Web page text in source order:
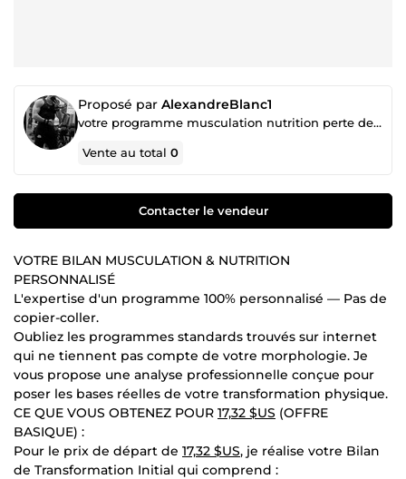
Proposé par AlexandreBlanc1
votre programme musculation nutrition perte de poids remise en forme avec suivi et aide 7j/7
Vente au total0
Contacter le vendeur
VOTRE BILAN MUSCULATION & NUTRITION
PERSONNALISÉ
L'expertise d'un programme 100% personnalisé — Pas de
copier-coller.
Oubliez les programmes standards trouvés sur internet
qui ne tiennent pas compte de votre morphologie. Je
vous propose une analyse professionnelle conçue pour
poser les bases réelles de votre transformation physique.
CE QUE VOUS OBTENEZ POUR 17,32 $US (OFFRE
BASIQUE) :
Pour le prix de départ de 17,32 $US, je réalise votre Bilan
de Transformation Initial qui comprend :